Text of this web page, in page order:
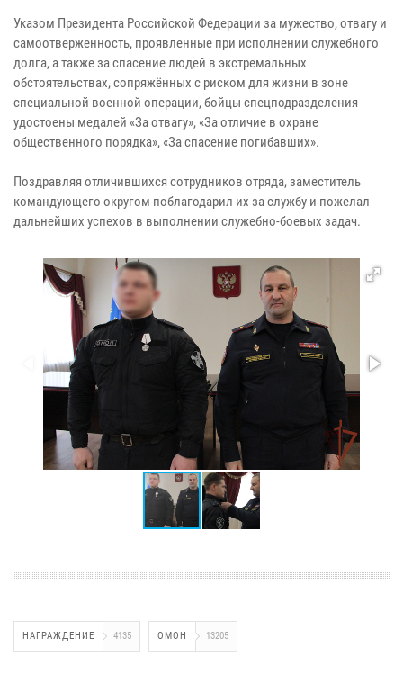
Указом Президента Российской Федерации за мужество, отвагу и
самоотверженность, проявленные при исполнении служебного
долга, а также за спасение людей в экстремальных
обстоятельствах, сопряжённых с риском для жизни в зоне
специальной военной операции, бойцы спецподразделения
удостоены медалей «За отвагу», «За отличие в охране
общественного порядка», «За спасение погибавших».
Поздравляя отличившихся сотрудников отряда, заместитель
командующего округом поблагодарил их за службу и пожелал
дальнейших успехов в выполнении служебно-боевых задач.
НАГРАЖДЕНИЕ 4135 ОМОН 13205